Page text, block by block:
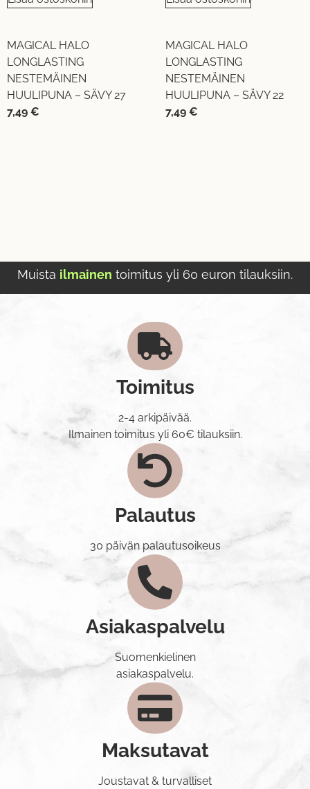
MAGICAL HALO
LONGLASTING
NESTEMÄINEN
HUULIPUNA – SÄVY 27
7,49 €
MAGICAL HALO
LONGLASTING
NESTEMÄINEN
HUULIPUNA – SÄVY 22
7,49 €
Muista ilmainen toimitus yli 60 euron tilauksiin.
Toimitus
2-4 arkipäivää.
Ilmainen toimitus yli 60€ tilauksiin.
Palautus
30 päivän palautusoikeus
Asiakaspalvelu
Suomenkielinen
asiakaspalvelu.
Maksutavat
Joustavat & turvalliset